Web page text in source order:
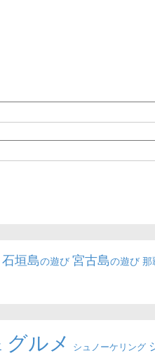
石垣島の遊び 宮古島の遊び 那
グルメ シュノーケリング